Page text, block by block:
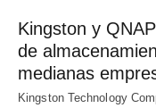
Kingston y
de
medianas
Kingston Technology